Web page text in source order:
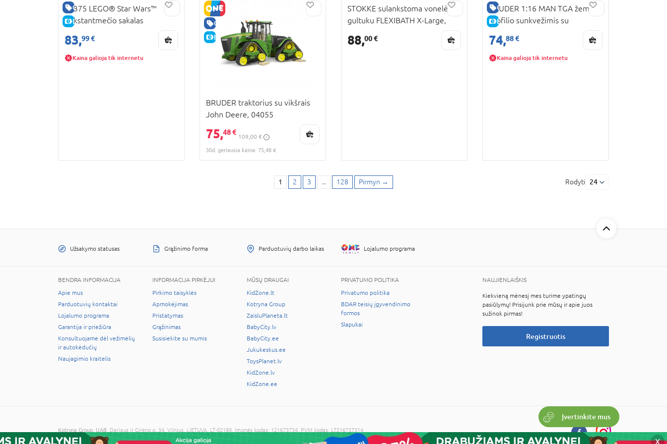
GERA KAINA
E-KAINA
75375 LEGO® Star Wars™
Tūkstantmečio sakalas
83,99 €
Kaina galioja tik internetu
GERA KAINA
E-KAINA
BRUDER traktorius su vikšrais
John Deere, 04055
75,48 €
109,00 €
30d. geriausia kaina: 75,48 €
STOKKE sulankstoma vonelė su
gultuku FLEXIBATH X-Large,
88,00 €
GERA KAINA
E-KAINA
BRUDER 1:16 MAN TGA žemo
profilio sunkvežimis su
teleskopiniu krautuvu MLT 633,
02774
74,88 €
Kaina galioja tik internetu
1 2 3 ... 128 Pirmyn → Rodyti 24
Įvertinkite mus
X
Užsakymo statusas Grąžinimo forma Parduotuvių darbo laikas Lojalumo programa
BENDRA INFORMACIJA
Apie mus
Parduotuvių kontaktai
Lojalumo programa
Garantija ir priežiūra
Konsultuojame dėl vežimėlių
ir autokėdučių
Naujagimio kraitelis
INFORMACIJA PIRKĖJUI
Pirkimo taisyklės
Apmokėjimas
Pristatymas
Grąžinimas
Susisiekite su mumis
MŪSŲ DRAUGAI
KidZone.lt
Kotryna Group
ZaisluPlaneta.lt
BabyCity.lv
BabyCity.ee
Jukukeskus.ee
ToysPlanet.lv
KidZone.lv
KidZone.ee
PRIVATUMO POLITIKA
Privatumo politika
BDAR teisių įgyvendinimo
formos
Slapukai
NAUJIENLAIŠKIS
Kiekvieną mėnesį mes turime ypatingų
pasiūlymų! Prisijunk prie mūsų ir apie juos
sužinok pirmas!
Registruotis
Kotryna Group, UAB , Dariaus ir Girėno g. 34, Vilnius, LIETUVA, LT-02189, Įmonės kodas: 121673734, PVM kodas: LT216737314